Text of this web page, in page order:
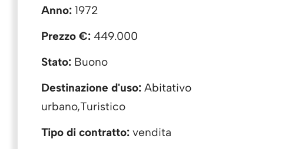
Anno:1972
Prezzo €:449.000
Stato:Buono
Destinazione d'uso:Abitativo
urbano,Turistico
Tipo di contratto:vendita